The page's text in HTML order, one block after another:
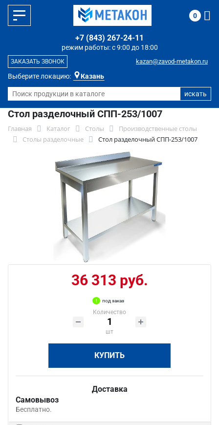
Выберите локацию: Казань
режим работы: с 9:00 до 18:00
+7 (843) 267-24-11
kazan@zavod-metakon.ru
ЗАКАЗАТЬ ЗВОНОК
0
Стол разделочный СПП-253/1007
Главная Каталог Столы
Производственные столы
Столы разделочные
Стол разделочный СПП-253/1007
36 313 руб.
под заказ
Количество
шт
КУПИТЬ
Доставка
Самовывоз
Бесплатно.